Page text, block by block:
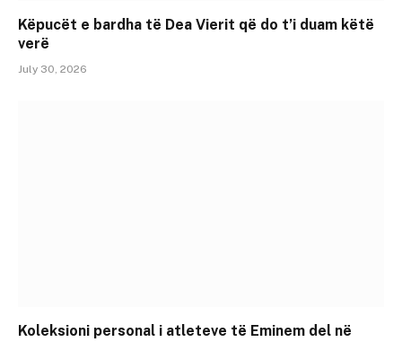
Këpucët e bardha të Dea Vierit që do t’i duam këtë
verë
July 30, 2026
Koleksioni personal i atleteve të Eminem del në